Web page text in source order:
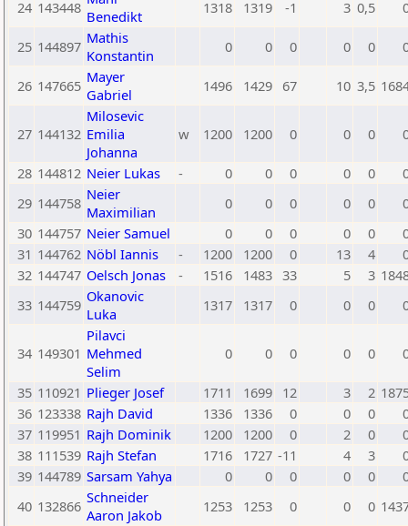
24 143448 Benedikt
1318 1319 -1 3 0,5
25 144897 Mathis
Konstantin
0 0 0 0 0
26 147665 Mayer
Gabriel
1496 1429 67 10 3,5
27 144132
Milosevic
Emilia
Johanna
w 1200 1200 0 0 0
28 144812 Neier Lukas - 0 0 0 0 0
29 144758 Neier
Maximilian
0 0 0 0 0
30 144757 Neier Samuel 0 0 0 0 0
31 144762 Nöbl Iannis - 1200 1200 0 13 4
32 144747 Oelsch Jonas - 1516 1483 33 5 3
33 144759 Okanovic
Luka
1317 1317 0 0 0
34 149301
Pilavci
Mehmed
Selim
0 0 0 0 0
35 110921 Plieger Josef 1711 1699 12 3 2
36 123338 Rajh David 1336 1336 0 0 0
37 119951 Rajh Dominik 1200 1200 0 2 0
38 111539 Rajh Stefan 1716 1727 -11 4 3
39 144789 Sarsam Yahya 0 0 0 0 0
40 132866 Schneider
Aaron Jakob
1253 1253 0 0 0